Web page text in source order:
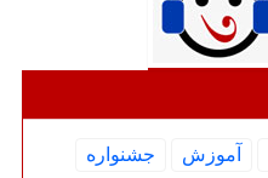
آموزش
جشنواره